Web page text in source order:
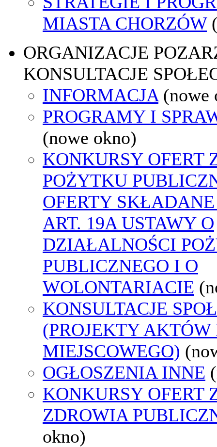
MIASTA CHORZÓW
ORGANIZACJE
KONSULTACJE
INFORMACJA (nowe
PROGRAMY I
(nowe okno)
KONKURSY OFERT
POŻYTKU
OFERTY
ART. 19A USTAWY O
DZIAŁALNOŚCI
PUBLICZNEGO I O
WOLONTARIACIE
KONSULTACJE
(PROJEKTY AKTÓW
MIEJSCOWEGO)
OGŁOSZENIA INNE
KONKURSY OFERT
ZDROWIA
okno)